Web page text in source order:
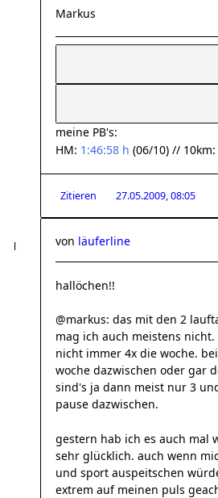
Markus
meine PB's:
HM: 1:46:58 h (06/10) // 10km:
Zitieren 27.05.2009, 08:05
von läuferline
hallöchen!!
@markus: das mit den 2
mag ich auch meistens
nicht immer 4x die woche.
woche dazwischen oder gar
sind's ja dann meist nur 3
pause dazwischen.
gestern hab ich es auch mal
sehr glücklich. auch wenn
und sport auspeitschen
extrem auf meinen puls